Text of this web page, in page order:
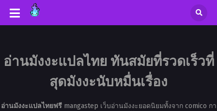
อ่านมังงะแปลไทย ทันสมัยที่รวดเร็วที่
สุดมังงะนับหมื่นเรื่อง
อ่านมังงะแปลไทยฟรีmangastep เว็บอ่านมังงะยอดนิยมทั้งจาก comico กา